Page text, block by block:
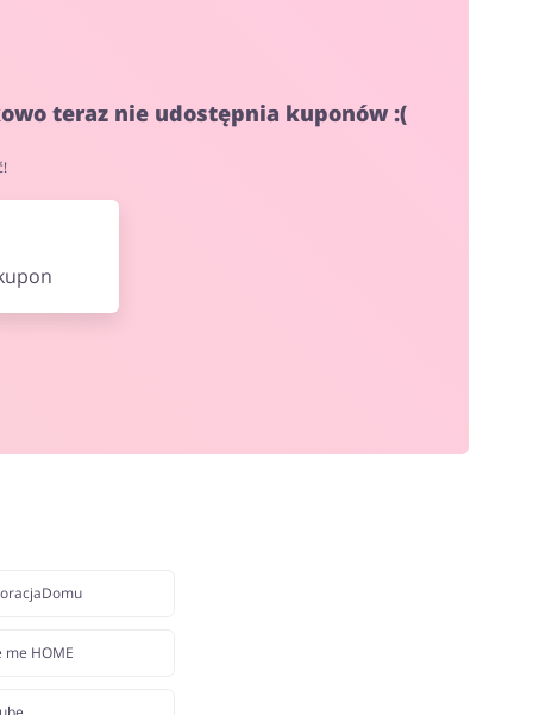
teraz nie udostępnia kuponów :(
me HOME